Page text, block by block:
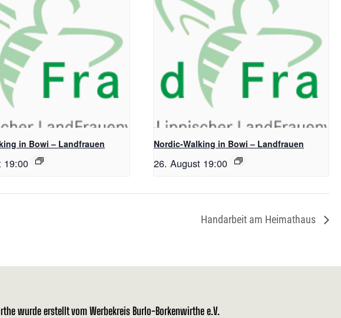
in Bowi – Landfrauen
19:00
Nordic-Walking in Bowi – Landfrauen
26. August 19:00
Handarbeit am Heimathaus
wurde erstellt vom Werbekreis Burlo-Borkenwirthe e.V.